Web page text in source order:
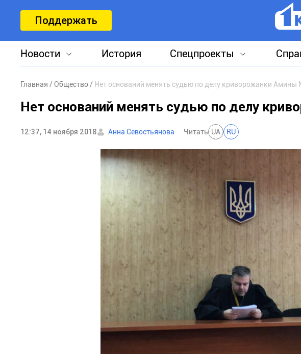
Поддержать
Новости История Спецпроекты
Главная Общество Нет оснований менять судью по делу криворожанки Амины
Нет оснований менять судью по делу
12:37, 14 ноября 2018 Анна Севостьянова Читать UA RU